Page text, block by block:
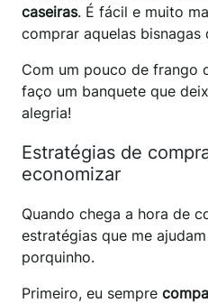
caseiras. É fácil e muito
comprar aquelas bisnagas
Com um pouco de frango
faço um banquete que
alegria!
Estratégias de
economizar
Quando chega a hora de
estratégias que me
porquinho.
Primeiro, eu sempre